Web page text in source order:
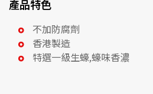
產品特色
不加防腐劑
香港製造
特選一級生蠔,蠔味香濃